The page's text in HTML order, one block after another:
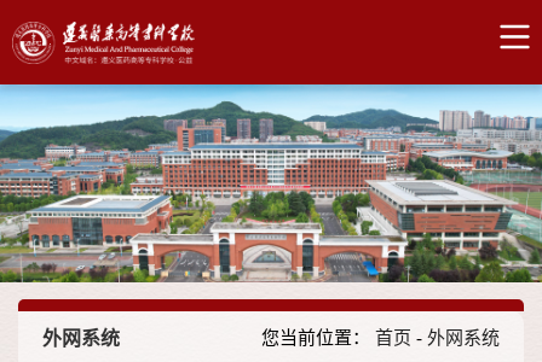
您当前位置： 首页 - 外网系统
外网系统